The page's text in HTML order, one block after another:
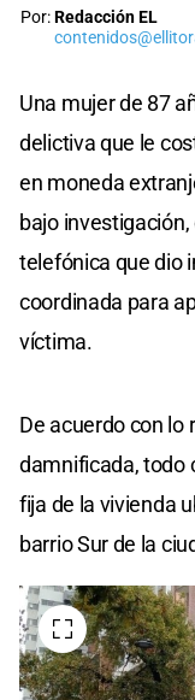
Por:Redacción EL
Una mujer de 87
delictiva que le
en moneda
bajo
telefónica que dio
coordinada para
víctima.
De acuerdo con lo
damnificada, todo
fija de la vivienda
barrio Sur de la